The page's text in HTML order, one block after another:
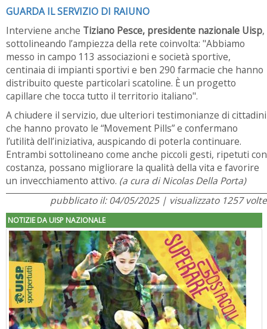
GUARDA IL SERVIZIO DI RAIUNO
Interviene anche Tiziano Pesce, presidente nazionale Uisp,
sottolineando l’ampiezza della rete coinvolta: "Abbiamo
messo in campo 113 associazioni e società sportive,
centinaia di impianti sportivi e ben 290 farmacie che hanno
distribuito queste particolari scatoline. È un progetto
capillare che tocca tutto il territorio italiano".
A chiudere il servizio, due ulteriori testimonianze di cittadini
che hanno provato le “Movement Pills” e confermano
l’utilità dell’iniziativa, auspicando di poterla continuare.
Entrambi sottolineano come anche piccoli gesti, ripetuti con
costanza, possano migliorare la qualità della vita e favorire
un invecchiamento attivo. (a cura di Nicolas Della Porta)
pubblicato il: 04/05/2025 | visualizzato 1257 volte
NOTIZIE DA UISP NAZIONALE